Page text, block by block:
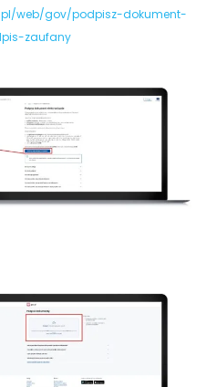
web/gov/podpisz-dokument-
zaufany